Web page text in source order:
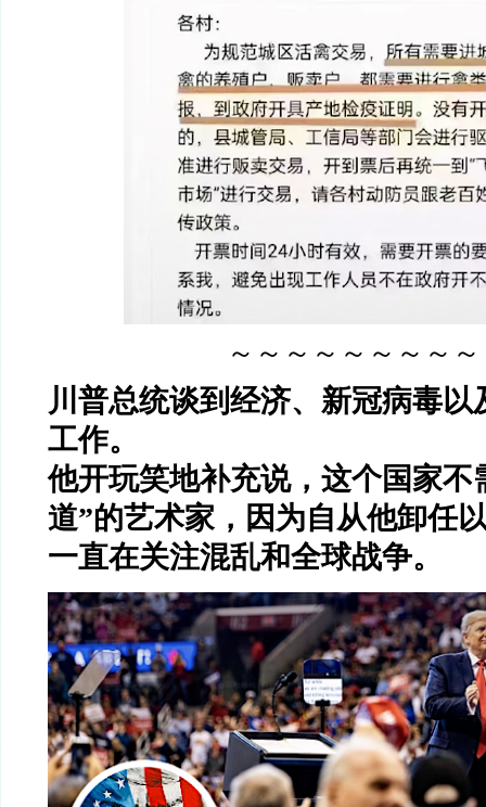
～～～～～～～～
川普总统谈到经济、新冠病毒以
工作。
他开玩笑地补充说，这个国家不
道”的艺术家，因为自从他卸任
一直在关注混乱和全球战争。